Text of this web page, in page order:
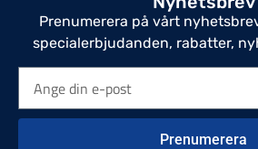
Prenumerera på vårt
specialerbjudanden, rabatter,
Prenumerera